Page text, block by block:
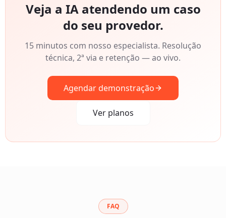
Veja a IA atendendo um caso
do seu provedor.
15 minutos com nosso especialista. Resolução
técnica, 2ª via e retenção — ao vivo.
Agendar demonstração
Ver planos
FAQ